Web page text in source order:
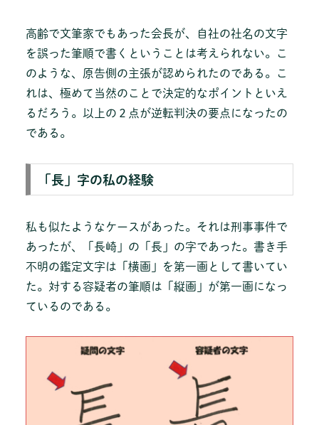
高齢で文筆家でもあった会長が、自社の社名の文字
を誤った筆順で書くということは考えられない。こ
のような、原告側の主張が認められたのである。こ
れは、極めて当然のことで決定的なポイントといえ
るだろう。以上の２点が逆転判決の要点になったの
である。
「長」字の私の経験
私も似たようなケースがあった。それは刑事事件で
あったが、「長崎」の「長」の字であった。書き手
不明の鑑定文字は「横画」を第一画として書いてい
た。対する容疑者の筆順は「縦画」が第一画になっ
ているのである。